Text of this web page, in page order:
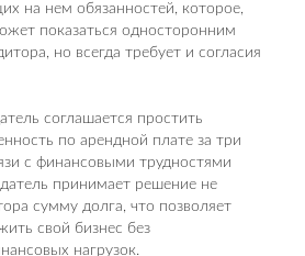
на нем обязанностей, которое,
показаться односторонним
но всегда требует и согласия
соглашается простить
по арендной плате за три
с финансовыми трудностями
принимает решение не
сумму долга, что позволяет
свой бизнес без
нагрузок.